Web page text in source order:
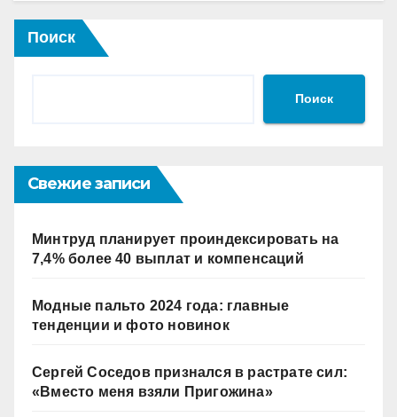
Поиск
Поиск
Свежие записи
Минтруд планирует проиндексировать на
7,4% более 40 выплат и компенсаций
Модные пальто 2024 года: главные
тенденции и фото новинок
Сергей Соседов признался в растрате сил:
«Вместо меня взяли Пригожина»